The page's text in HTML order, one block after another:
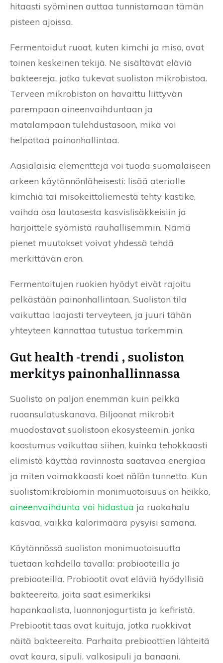
hitaasti syöminen auttaa tunnistamaan tämän
pisteen ajoissa.
Fermentoidut ruoat, kuten kimchi ja miso, ovat
toinen keskeinen tekijä. Ne sisältävät eläviä
bakteereja, jotka tukevat suoliston mikrobistoa.
Terveen mikrobiston on havaittu liittyvän
parempaan aineenvaihduntaan ja
matalampaan tulehdustasoon, mikä voi
helpottaa painonhallintaa.
Aasialaisia elementtejä voi tuoda suomalaiseen
arkeen käytännönläheisesti: lisää aterialle
kimchiä tai misokeittoliemestä tehty kastike,
vaihda osa lautasesta kasvislisäkkeisiin ja
harjoittele syömistä rauhallisemmin. Nämä
pienet muutokset voivat yhdessä tehdä
merkittävän eron.
Fermentoitujen ruokien hyödyt eivät rajoitu
pelkästään painonhallintaan. Suoliston tila
vaikuttaa laajasti terveyteen, ja juuri tähän
yhteyteen kannattaa tutustua tarkemmin.
Gut health -trendi , suoliston
merkitys painonhallinnassa
Suolisto on paljon enemmän kuin pelkkä
ruoansulatuskanava. Biljoonat mikrobit
muodostavat suolistoon ekosysteemin, jonka
koostumus vaikuttaa siihen, kuinka tehokkaasti
elimistö käyttää ravinnosta saatavaa energiaa
ja miten voimakkaasti koet nälän tunnetta. Kun
suolistomikrobiomin monimuotoisuus on heikko,
aineenvaihdunta voi hidastua ja ruokahalu
kasvaa, vaikka kalorimäärä pysyisi samana.
Käytännössä suoliston monimuotoisuutta
tuetaan kahdella tavalla: probiooteilla ja
prebiooteilla. Probiootit ovat eläviä hyödyllisiä
bakteereita, joita saat esimerkiksi
hapankaalista, luonnonjogurtista ja kefiristä.
Prebiootit taas ovat kuituja, jotka ruokkivat
näitä bakteereita. Parhaita prebioottien lähteitä
ovat kaura, sipuli, valkosipuli ja banaani.